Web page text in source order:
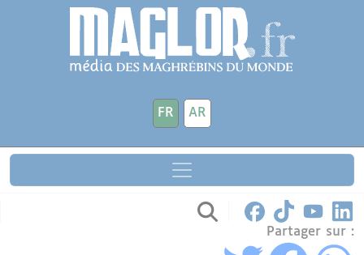
Aller au contenu principal
FR AR
Partager sur :
Panneau de gestion des cookies